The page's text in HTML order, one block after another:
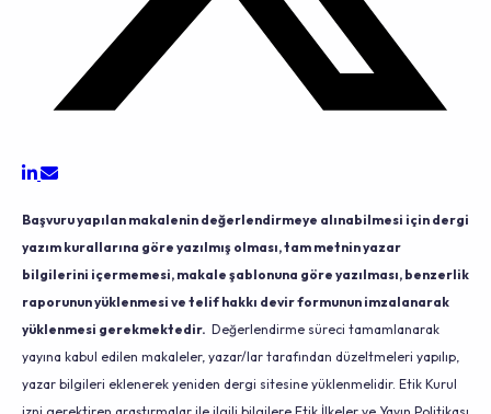
Başvuru yapılan makalenin değerlendirmeye alınabilmesi için dergi
yazım kurallarına göre yazılmış olması, tam metnin yazar
bilgilerini içermemesi, makale şablonuna göre yazılması, benzerlik
raporunun yüklenmesi ve telif hakkı devir formunun imzalanarak
yüklenmesi gerekmektedir. Değerlendirme süreci tamamlanarak
yayına kabul edilen makaleler, yazar/lar tarafından düzeltmeleri yapılıp,
yazar bilgileri eklenerek yeniden dergi sitesine yüklenmelidir. Etik Kurul